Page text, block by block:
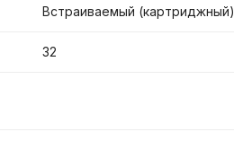
Встраиваемый (картриджный)
32